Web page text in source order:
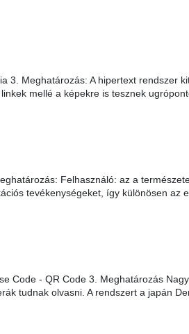
3. Meghatározás: A hipertext rendszer
mellé a képekre is tesznek
Felhasználó: az a
tevékenységeket, így különösen az
Code - QR Code 3. Meghatározás
tudnak olvasni. A rendszert a japán